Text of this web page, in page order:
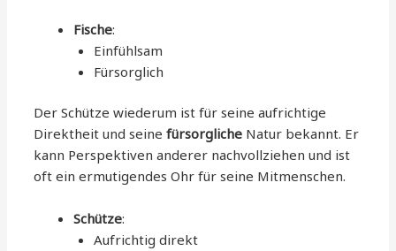
Fische:
Einfühlsam
Fürsorglich
Der Schütze wiederum ist für seine aufrichtige
Direktheit und seinefürsorgliche Natur bekannt. Er
kann Perspektiven anderer nachvollziehen und ist
oft ein ermutigendes Ohr für seine Mitmenschen.
Schütze:
Aufrichtig direkt